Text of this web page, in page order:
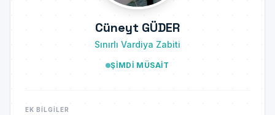
Cüneyt GÜDER
Sınırlı Vardiya Zabiti
ŞIMDI MÜSAIT
EK BILGILER